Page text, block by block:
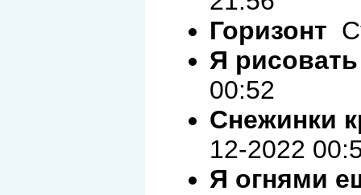
Горизонт
Я
00:52
Снежинки
12-2022
Я огнями